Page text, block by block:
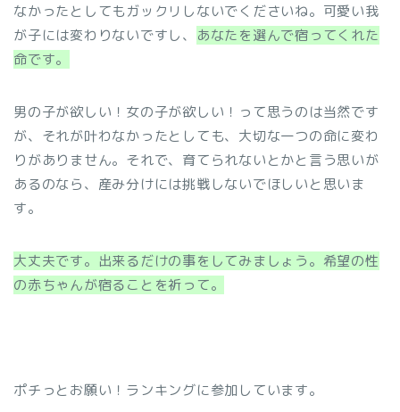
なかったとしてもガックリしないでくださいね。可愛い我
が子には変わりないですし、
あなたを選んで宿ってくれた
命です。
男の子が欲しい！女の子が欲しい！って思うのは当然です
が、それが叶わなかったとしても、大切な一つの命に変わ
りがありません。それで、育てられないとかと言う思いが
あるのなら、産み分けには挑戦しないでほしいと思いま
す。
大丈夫です。出来るだけの事をしてみましょう。希望の性
の赤ちゃんが宿ることを祈って。
ポチっとお願い！ランキングに参加しています。